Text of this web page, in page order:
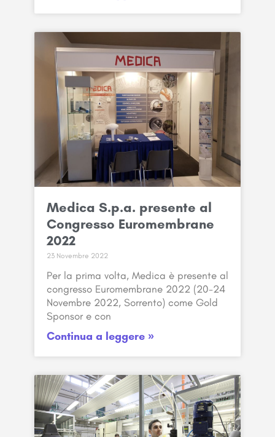
Medica S.p.a. presente al
Congresso Euromembrane
2022
23 Novembre 2022
Per la prima volta, Medica è presente al
congresso Euromembrane 2022 (20-24
Novembre 2022, Sorrento) come Gold
Sponsor e con
Continua a leggere »